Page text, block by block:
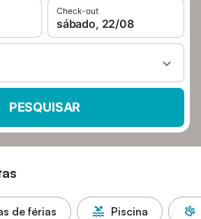
Check-out
sábado, 22/08
PESQUISAR
de férias Piscina